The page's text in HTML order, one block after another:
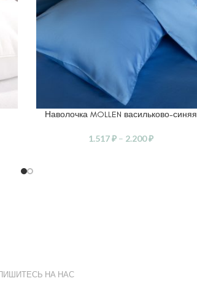
ВЫБЕРИТЕ ПАРАМЕТРЫ
Наволочка MOLLEN васильково-синяя
1.517₽ – 2.200₽
НА НАС